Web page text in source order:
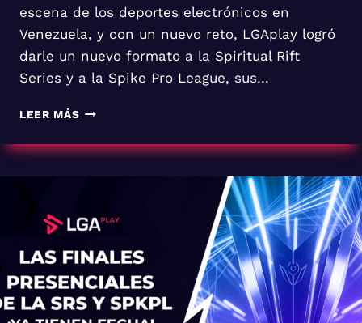
escena de los deportes electrónicos en
Venezuela, y con un nuevo reto, LGAplay logró
darle un nuevo formato a la Spiritual Rift
Series y a la Spike Pro League, sus…
LEER MÁSFUSION
LLEVA
TROFEO
GRAN
DE
LAS
LIGAS
NACIONALES